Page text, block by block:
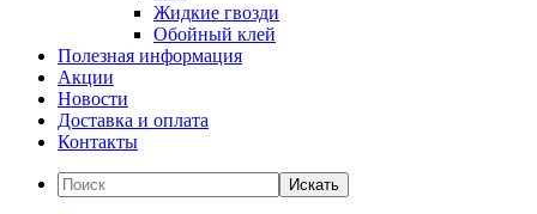
Жидкие гвозди
Обойный клей
Полезная информация
Акции
Новости
Доставка и оплата
Контакты
Искать